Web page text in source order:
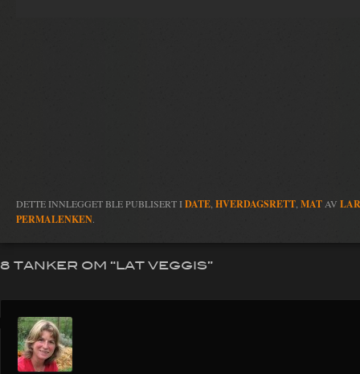
DETTE INNLEGGET BLE PUBLISERT IDATE, HVERDAGSRETT, MATAV
PERMALENKEN.
8 TANKER OM “LAT VEGGIS”